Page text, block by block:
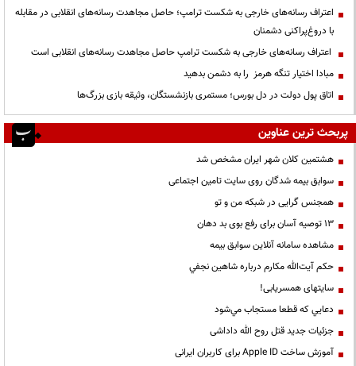
اعتراف رسانه‌های خارجی به شکست ترامپ؛ حاصل مجاهدت رسانه‌های انقلابی در مقابله
با دروغ‌پراکنی دشمنان
اعتراف رسانه‌های خارجی به شکست ترامپ حاصل مجاهدت رسانه‌های انقلابی است
مبادا اختیار تنگه هرمز را به دشمن بدهید
اتاق پول دولت در دل بورس؛ مستمری بازنشستگان، وثیقه بازی بزرگ‌ها
پربحث ترین عناوین
هشتمین کلان شهر ایران مشخص شد
سوابق بیمه شدگان روی سایت تامین اجتماعی
همجنس گرایی در شبکه من و تو
13 توصیه آسان برای رفع بوی بد دهان
مشاهده سامانه آنلاين سوابق بیمه
حكم آيت‌الله مكارم درباره شاهين نجفي
سایتهای همسریابی!
دعايي كه قطعا مستجاب مي‌شود
جزئیات جدید قتل روح الله داداشی
آموزش ساخت Apple ID برای کاربران ایرانی